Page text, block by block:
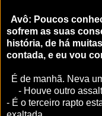
Avô: Poucos
sofrem as suas
história, de há
contada, e eu vou
É de manhã. Neva
- Houve outro
- É o terceiro rapto